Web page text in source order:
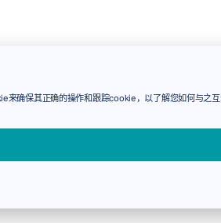
来确保其正确的操作和跟踪cookie，以了解您如何与之